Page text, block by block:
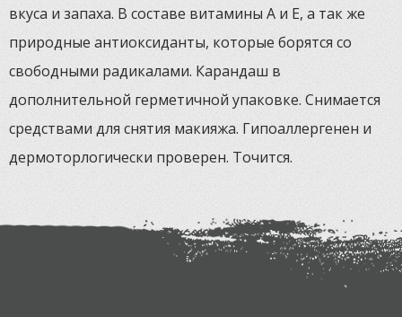
вкуса и запаха. В составе витамины А и Е, а так же
природные антиоксиданты, которые борятся со
свободными радикалами. Карандаш в
дополнительной герметичной упаковке. Снимается
средствами для снятия макияжа. Гипоаллергенен и
дермоторлогически проверен. Точится.